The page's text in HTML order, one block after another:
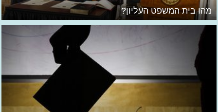
מהו בית המשפט העליון?